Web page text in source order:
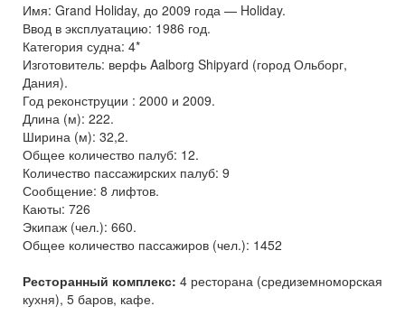
Имя: Grand Holiday, до 2009 года — Holiday.
Ввод в эксплуатацию: 1986 год.
Категория судна: 4*
Изготовитель: верфь Aalborg Shipyard (город Ольборг,
Дания).
Год реконструции : 2000 и 2009.
Длина (м): 222.
Ширина (м): 32,2.
Общее количество палуб: 12.
Количество пассажирских палуб: 9
Сообщение: 8 лифтов.
Каюты: 726
Экипаж (чел.): 660.
Общее количество пассажиров (чел.): 1452
Ресторанный комплекс: 4 ресторана (средиземноморская
кухня), 5 баров, кафе.